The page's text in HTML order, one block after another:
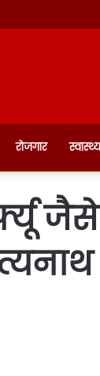
रोजगार स्वास्थ्य
जैसे